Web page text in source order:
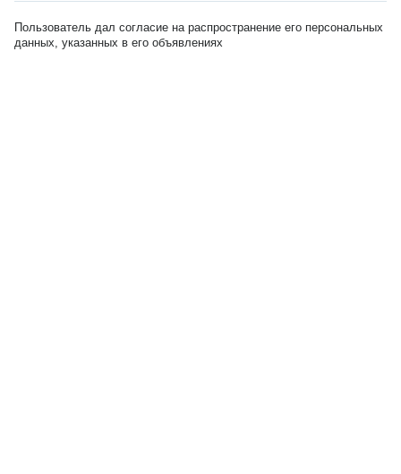
Пользователь дал согласие на распространение его персональных
данных, указанных в его объявлениях